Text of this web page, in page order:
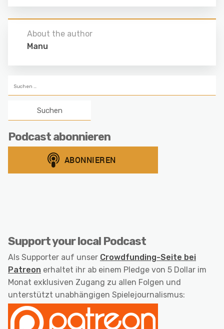
About the author
Manu
nach:
Podcast abonnieren
Support your local Podcast
Als Supporter auf unser Crowdfunding-Seite bei
Patreon erhaltet ihr ab einem Pledge von 5 Dollar im
Monat exklusiven Zugang zu allen Folgen und
unterstützt unabhängigen Spielejournalismus: